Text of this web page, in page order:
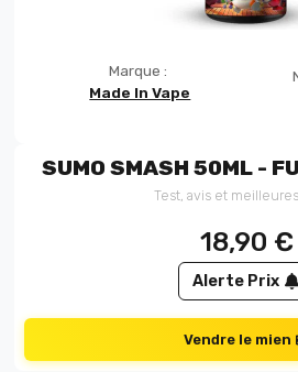
Marque :
Made In Vape
SUMO SMASH 50ML -
Test, avis et
18,90 €
Alerte Prix
Vendre le mien